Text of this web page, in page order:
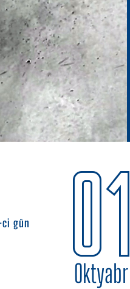
gün 01
Oktyabr